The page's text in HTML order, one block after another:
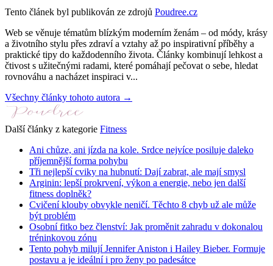
Tento článek byl publikován ze zdrojů Poudree.cz
Web se věnuje tématům blízkým moderním ženám – od módy, krásy
a životního stylu přes zdraví a vztahy až po inspirativní příběhy a
praktické tipy do každodenního života. Články kombinují lehkost a
čtivost s užitečnými radami, které pomáhají pečovat o sebe, hledat
rovnováhu a nacházet inspiraci v...
Všechny články tohoto autora →
Další články z kategorie Fitness
Ani chůze, ani jízda na kole. Srdce nejvíce posiluje daleko
příjemnější forma pohybu
Tři nejlepší cviky na hubnutí: Dají zabrat, ale mají smysl
Arginin: lepší prokrvení, výkon a energie, nebo jen další
fitness doplněk?
Cvičení klouby obvykle neničí. Těchto 8 chyb už ale může
být problém
Osobní fitko bez členství: Jak proměnit zahradu v dokonalou
tréninkovou zónu
Tento pohyb milují Jennifer Aniston i Hailey Bieber. Formuje
postavu a je ideální i pro ženy po padesátce